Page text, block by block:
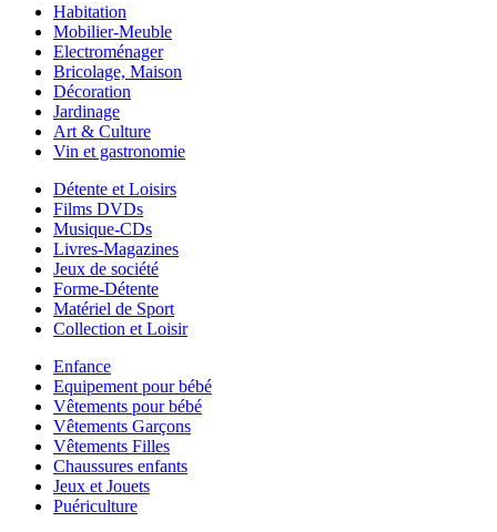
Habitation
Mobilier-Meuble
Electroménager
Bricolage, Maison
Décoration
Jardinage
Art & Culture
Vin et gastronomie
Détente et Loisirs
Films DVDs
Musique-CDs
Livres-Magazines
Jeux de société
Forme-Détente
Matériel de Sport
Collection et Loisir
Enfance
Equipement pour bébé
Vêtements pour bébé
Vêtements Garçons
Vêtements Filles
Chaussures enfants
Jeux et Jouets
Puériculture